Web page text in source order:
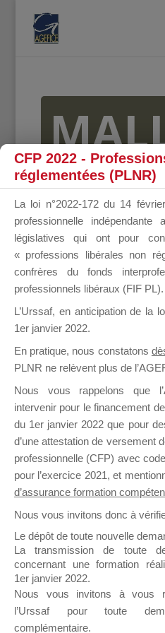
Ce groupe est destiné
Propositions Mallette du
Ce groupe propose un
sur lequel il est possible
NB : Il est nécessaire
pouvoir rejoindre ce
CFP 2022 -
réglementées (PLNR)
La loi n°2022-172 du 14
professionnelle
législatives qui ont pour
« professions libérales non
confrères du fonds
professionnels libéraux (FIF PL).
L’Urssaf, en anticipation de la
1er janvier 2022.
En pratique, nous constatons
PLNR ne relèvent plus de
Nous vous rappelons que
intervenir pour le financement
du 1er janvier 2022 que pour
d’une attestation de versement
professionnelle (CFP) avec
pour l’exercice 2021, et
d’assurance formation
Nous vous invitons donc à
Le dépôt de toute nouvelle
La transmission de toute
concernant une formation
1er janvier 2022.
Nous vous invitons à vous
l’Urssaf pour toute
complémentaire.